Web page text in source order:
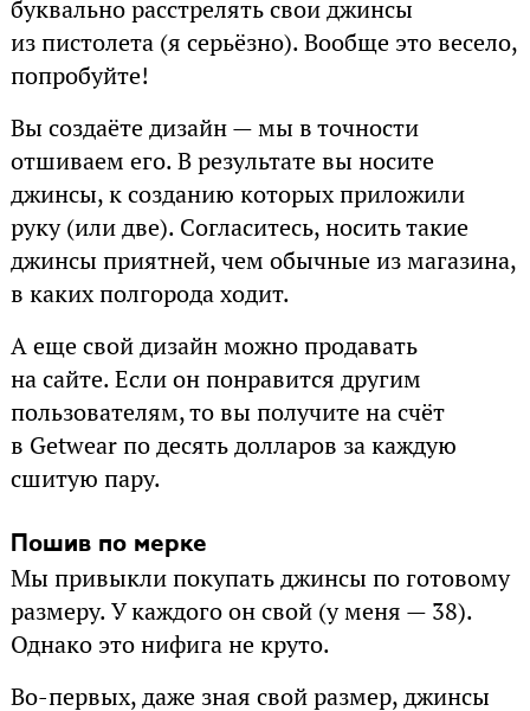
буквально расстрелять свои джинсы
из пистолета (я серьёзно). Вообще это весело,
попробуйте!
Вы создаёте дизайн — мы в точности
отшиваем его. В результате вы носите
джинсы, к созданию которых приложили
руку (или две). Согласитесь, носить такие
джинсы приятней, чем обычные из магазина,
в каких полгорода ходит.
А еще свой дизайн можно продавать
на сайте. Если он понравится другим
пользователям, то вы получите на счёт
в Getwear по десять долларов за каждую
сшитую пару.
Пошив по мерке
Мы привыкли покупать джинсы по готовому
размеру. У каждого он свой (у меня — 38).
Однако это нифига не круто.
Во-первых, даже зная свой размер, джинсы